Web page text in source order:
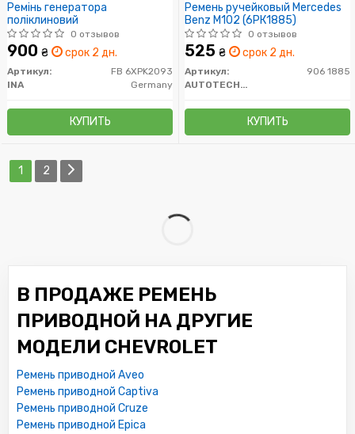
Ремінь генератора
поліклиновий
0 отзывов
900 ₴ срок 2 дн.
Артикул:
FB 6XPK2093
INA
Germany
КУПИТЬ
Ремень ручейковый Mercedes
Benz M102 (6РК1885)
0 отзывов
525 ₴ срок 2 дн.
Артикул:
906 1885
AUTOTECHTEILE
КУПИТЬ
1 2
В ПРОДАЖЕ РЕМЕНЬ
ПРИВОДНОЙ НА ДРУГИЕ
МОДЕЛИ CHEVROLET
Ремень приводной Aveo
Ремень приводной Captiva
Ремень приводной Cruze
Ремень приводной Epica